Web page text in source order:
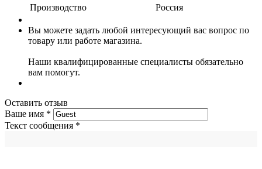
Производство
Россия
Вы можете задать любой интересующий вас вопрос по
товару или работе магазина.
Наши квалифицированные специалисты обязательно
вам помогут.
Оставить отзыв
Ваше имя *
Текст сообщения *